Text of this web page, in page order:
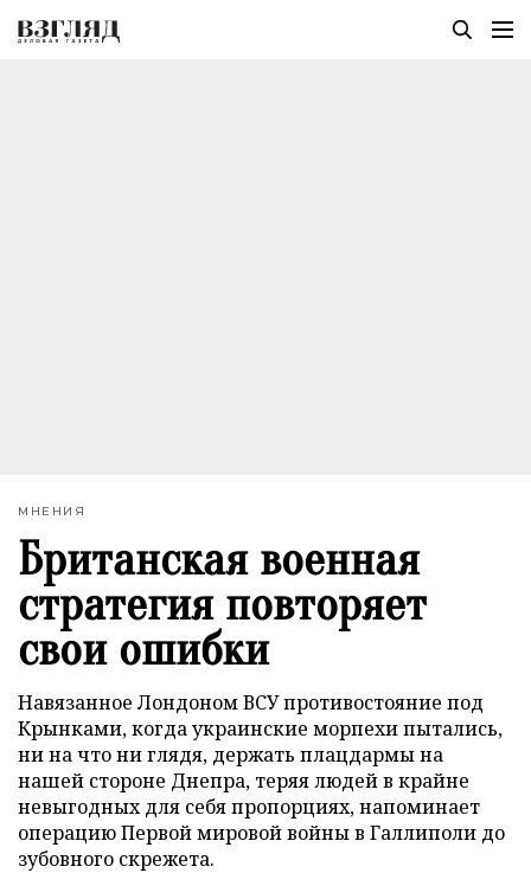
МНЕНИЯ
Британская военная
стратегия повторяет
свои ошибки
Навязанное Лондоном ВСУ противостояние под
Крынками, когда украинские морпехи пытались,
ни на что ни глядя, держать плацдармы на
нашей стороне Днепра, теряя людей в крайне
невыгодных для себя пропорциях, напоминает
операцию Первой мировой войны в Галлиполи до
зубовного скрежета.